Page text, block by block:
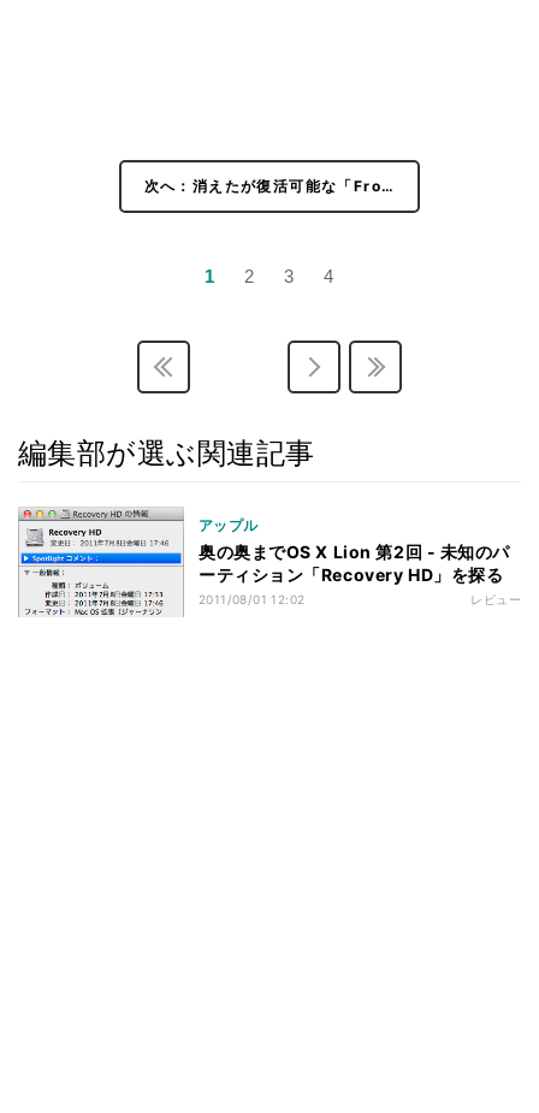
次へ：消えたが復活可能な「Fro…
1 2 3 4
編集部が選ぶ関連記事
アップル
奥の奥までOS X Lion 第2回 - 未知のパ
ーティション「Recovery HD」を探る
2011/08/01 12:02 レビュー